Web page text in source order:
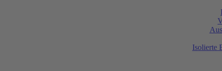
Isolierte